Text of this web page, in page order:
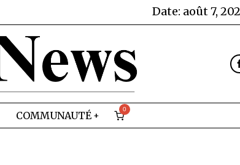
Date: août 7,
COMMUNAUTÉ
0